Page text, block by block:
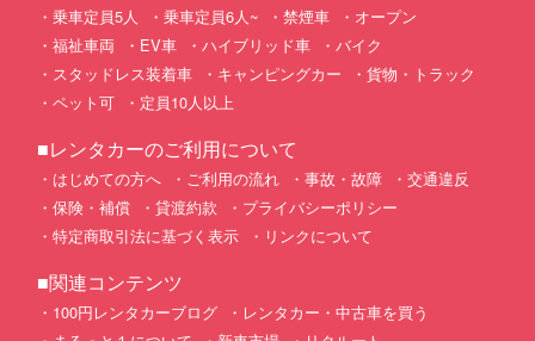
乗車定員5人
乗車定員6人~ 禁煙車
オープン
福祉車両
EV車 ハイブリッド車
バイク
スタッドレス装着車
キャンピングカー
貨物・トラック
ペット可
定員10人以上
■レンタカーのご利用について
はじめての方へ ご利用の流れ 事故・故障
交通違反
保険・補償
貸渡約款
プライバシーポリシー
特定商取引法に基づく表示
リンクについて
■関連コンテンツ
100円レンタカーブログ
レンタカー・中古車を買う